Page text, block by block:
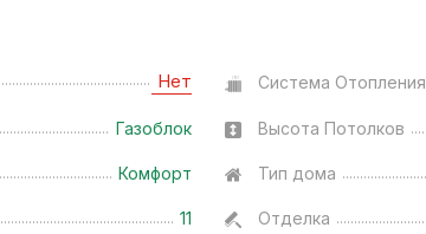
Нет Система Отопления
Газоблок Высота Потолков
Комфорт Тип дома
11 Отделка